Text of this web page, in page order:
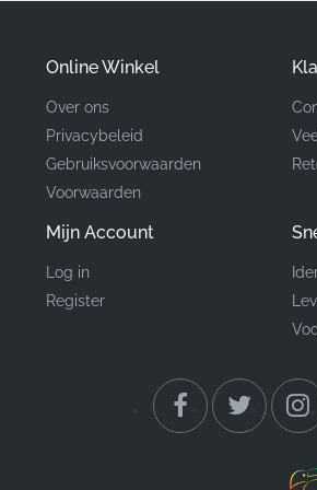
technische eisen voldoet.
Onderdeelnummer
17507-
Fabrikant
Montagelocatie
Vinyl
Het vinden van de juiste sticker van
Online Winkel
Over ons
Privacybeleid
Gebruiksvoorwaarden
Voorwaarden
Mijn Account
Log in
Register